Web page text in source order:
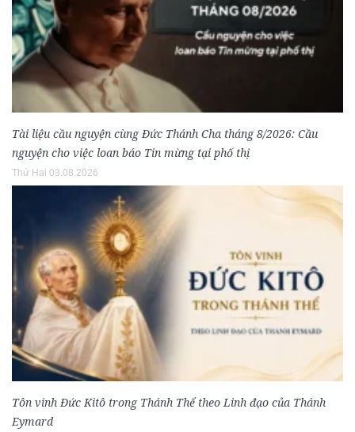
Tài liệu cầu nguyện cùng Đức Thánh Cha tháng 8/2026: Cầu
nguyện cho việc loan báo Tin mừng tại phố thị
Thứ Hai 03.08.2026
Tôn vinh Đức Kitô trong Thánh Thể theo Linh đạo của Thánh
Eymard